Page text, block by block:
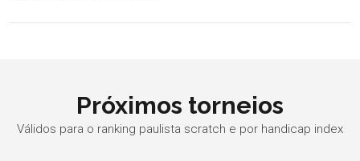
Próximos torneios
Válidos para o ranking paulista scratch e por handicap index